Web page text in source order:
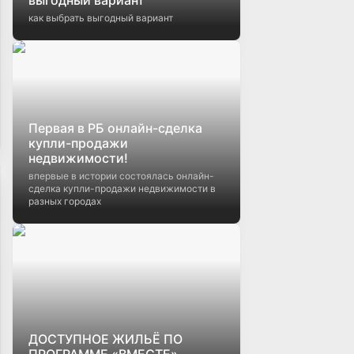
как выбрать выгодный вариант
Первая в РБ онлайн-сделка
купли-продажи
недвижимости!
впервые в истории состоялась онлайн-
сделка купли-продажи недвижимости в
разных городах
ДОСТУПНОЕ ЖИЛЬЁ ПО